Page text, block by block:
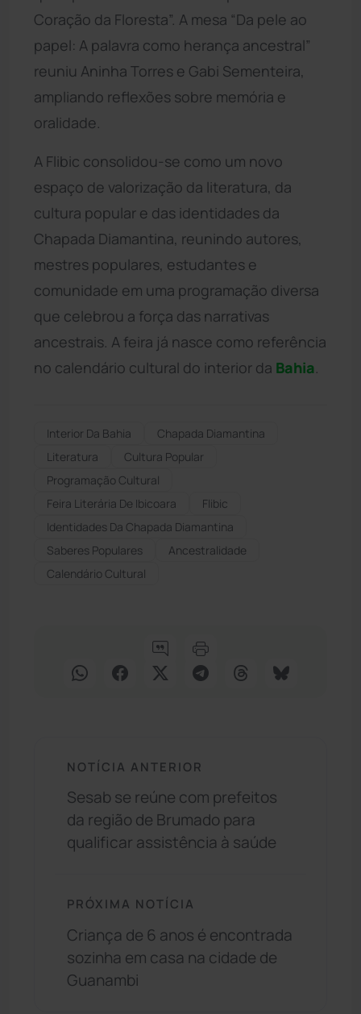
Coração da Floresta”. A mesa “Da pele ao
papel: A palavra como herança ancestral”
reuniu Aninha Torres e Gabi Sementeira,
ampliando reflexões sobre memória e
oralidade.
A Flibic consolidou-se como um novo
espaço de valorização da literatura, da
cultura popular e das identidades da
Chapada Diamantina, reunindo autores,
mestres populares, estudantes e
comunidade em uma programação diversa
que celebrou a força das narrativas
ancestrais. A feira já nasce como referência
no calendário cultural do interior da Bahia
Interior Da Bahia
Chapada Diamantina
Literatura
Cultura Popular
Programação Cultural
Feira Literária De Ibicoara
Flibic
Identidades Da Chapada Diamantina
Saberes Populares
Ancestralidade
Calendário Cultural
NOTÍCIA ANTERIOR
Sesab se reúne com prefeitos
da região de Brumado para
qualificar assistência à saúde
PRÓXIMA NOTÍCIA
Criança de 6 anos é encontrada
sozinha em casa na cidade de
Guanambi